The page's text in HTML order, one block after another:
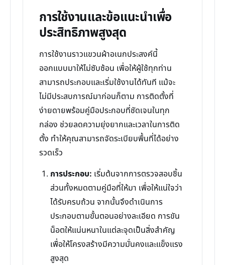
การใช้งานและข้อแนะนำเพื่อ
ประสิทธิภาพสูงสุด
การใช้งานราวแขวนผ้าอเนกประสงค์นี้
ออกแบบมาให้ไม่ซับซ้อน เพื่อให้ผู้ใช้ทุกท่าน
สามารถประกอบและเริ่มใช้งานได้ทันที แม้จะ
ไม่มีประสบการณ์มาก่อนก็ตาม การติดตั้งที่
ง่ายดายพร้อมคู่มือประกอบที่ชัดเจนในทุก
กล่อง ช่วยลดความยุ่งยากและเวลาในการติด
ตั้ง ทำให้คุณสามารถจัดระเบียบพื้นที่ได้อย่าง
รวดเร็ว
การประกอบ: เริ่มต้นจากการตรวจสอบชิ้น
ส่วนทั้งหมดตามคู่มือที่ให้มา เพื่อให้แน่ใจว่า
ได้รับครบถ้วน จากนั้นจึงดำเนินการ
ประกอบตามขั้นตอนอย่างละเอียด การขัน
น็อตให้แน่นหนาในแต่ละจุดเป็นสิ่งสำคัญ
เพื่อให้โครงสร้างมีความมั่นคงและแข็งแรง
สูงสุด